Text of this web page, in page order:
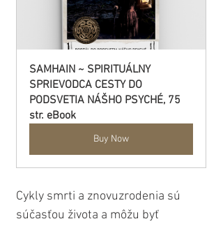
SAMHAIN ~ SPIRITUÁLNY
SPRIEVODCA CESTY DO
PODSVETIA NÁŠHO PSYCHÉ, 75
str. eBook
Buy Now
Cykly smrti a znovuzrodenia sú
súčasťou života a môžu byť